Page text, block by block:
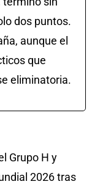
dos puntos.
aunque el
que
eliminatoria.
Grupo H y
2026 tras